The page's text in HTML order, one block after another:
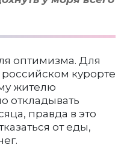
оптимизма. Для
курорте
жителю
откладывать
правда в это
от еды,